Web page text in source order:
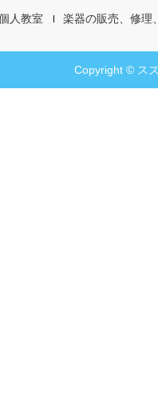
人教室 楽器の販売、修理
Copyright © ス